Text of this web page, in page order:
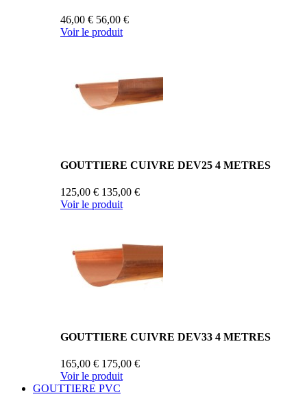
46,00 € 56,00 €
Voir le produit
GOUTTIERE CUIVRE DEV25 4 METRES
125,00 € 135,00 €
Voir le produit
GOUTTIERE CUIVRE DEV33 4 METRES
165,00 € 175,00 €
Voir le produit
GOUTTIERE PVC